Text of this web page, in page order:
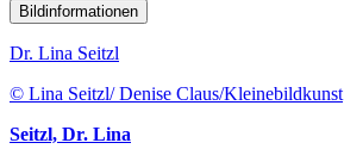
Bildinformationen
Dr. Lina Seitzl
© Lina Seitzl/ Denise Claus/Kleinebildkunst
Seitzl, Dr. Lina